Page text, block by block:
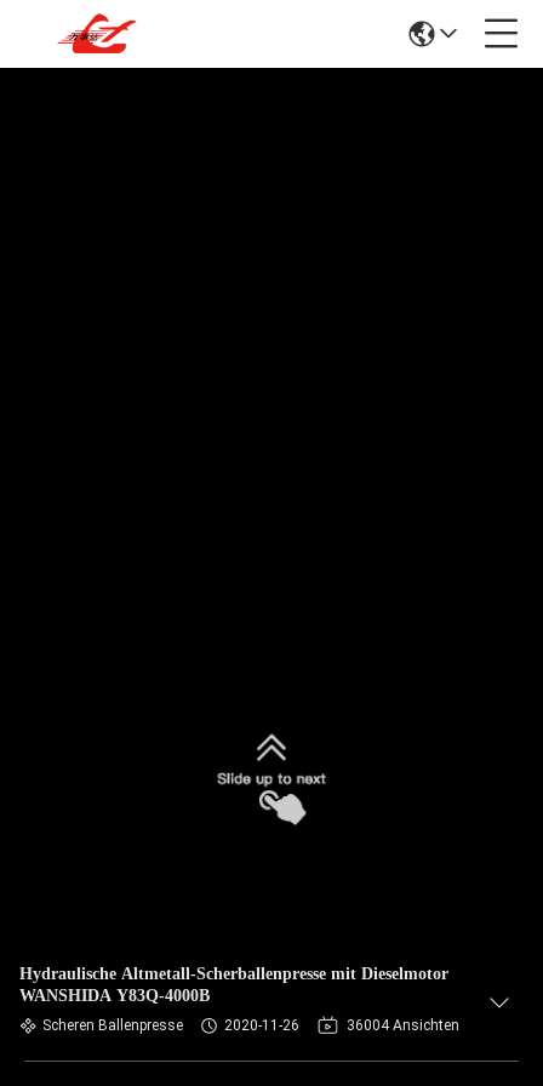
Hydraulische Altmetall-Scherballenpresse mit Dieselmotor
WANSHIDA Y83Q-4000B
Scheren Ballenpresse 2020-11-26 36004 Ansichten